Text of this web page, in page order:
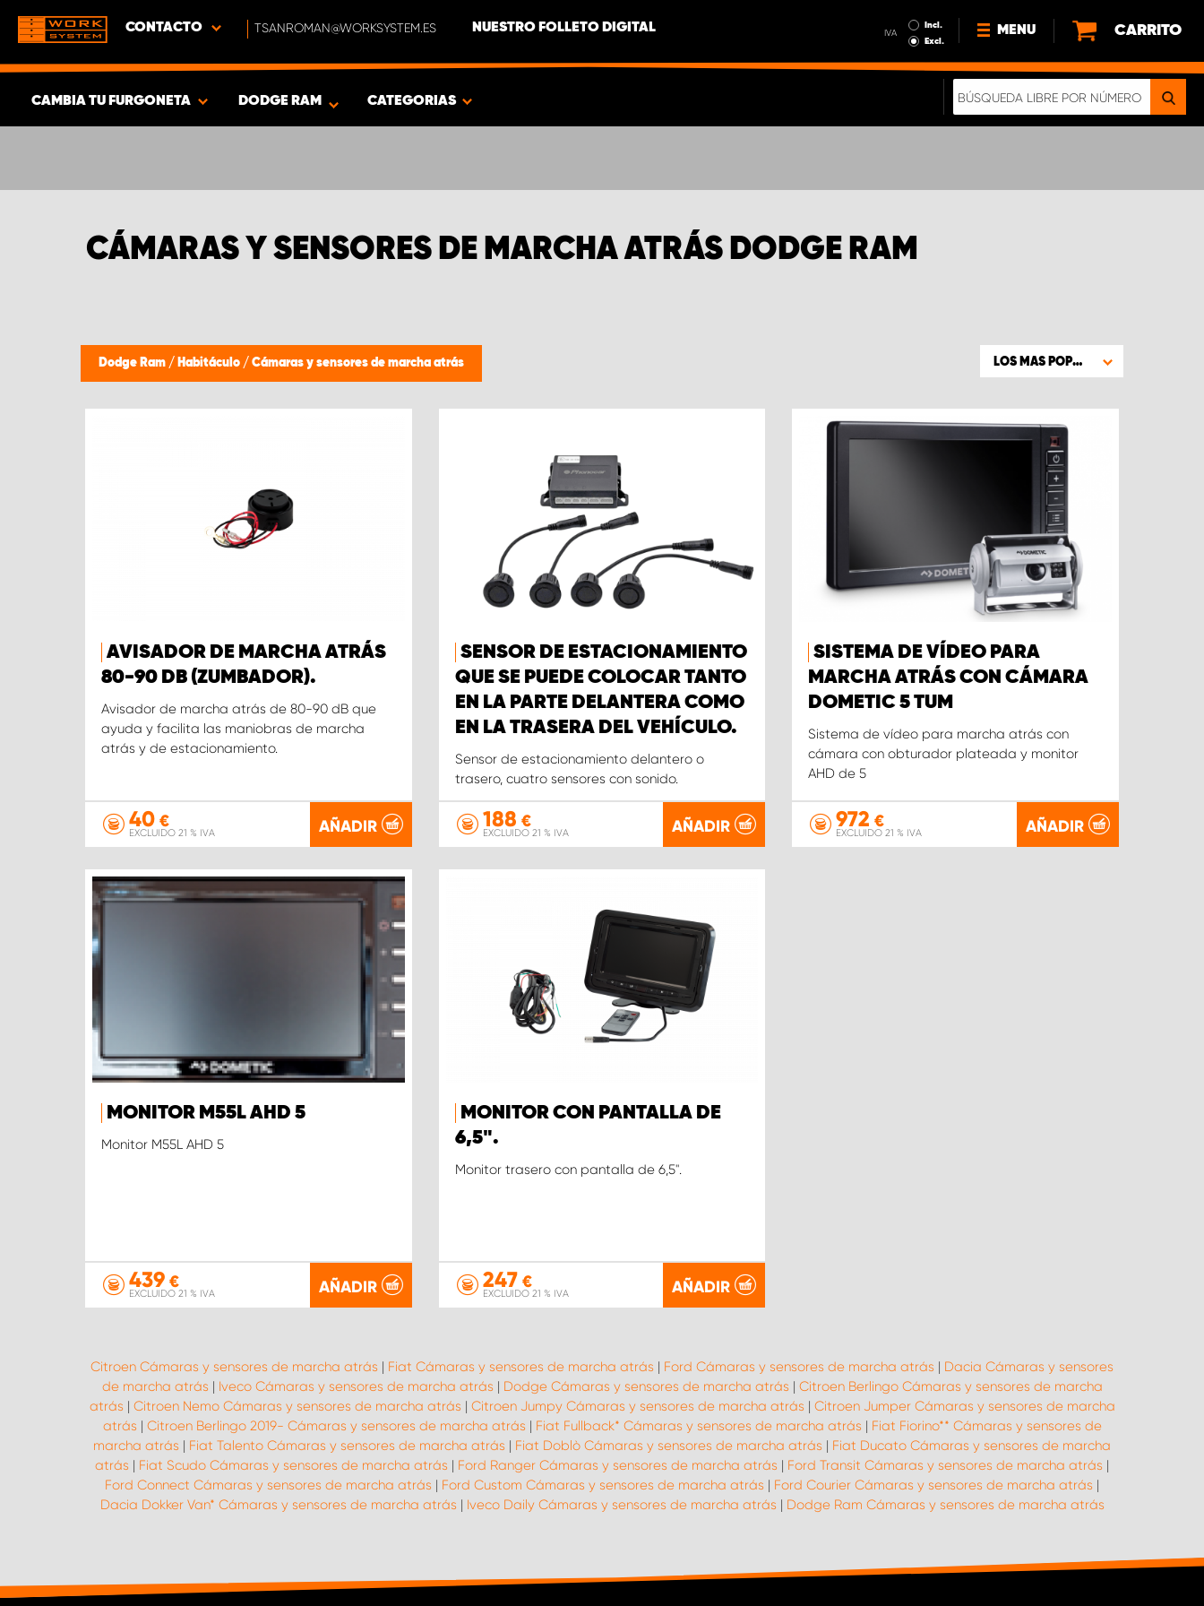
CONTACTO TSANROMAN@WORKSYSTEM.ES NUESTRO FOLLETO DIGITAL IVA
Incl.
Excl.
MENU
NOTICIAS
CARRITO
CAMBIA TU FURGONETA
PRODUCTOS
DODGE RAM CATEGORIAS
CÁMARAS Y SENSORES DE MARCHA ATRÁS DODGE RAM
Dodge Ram / Habitáculo / Cámaras y sensores de marcha atrás LOS MAS POPULARES
AVISADOR DE MARCHA ATRÁS
80-90 DB (ZUMBADOR).
Avisador de marcha atrás de 80-90 dB que
ayuda y facilita las maniobras de marcha
atrás y de estacionamiento.
40 €
EXCLUIDO 21 % IVA AÑADIR
SENSOR DE ESTACIONAMIENTO
QUE SE PUEDE COLOCAR TANTO
EN LA PARTE DELANTERA COMO
EN LA TRASERA DEL VEHÍCULO.
Sensor de estacionamiento delantero o
trasero, cuatro sensores con sonido.
188 €
EXCLUIDO 21 % IVA AÑADIR
SISTEMA DE VÍDEO PARA
MARCHA ATRÁS CON CÁMARA
DOMETIC 5 TUM
Sistema de vídeo para marcha atrás con
cámara con obturador plateada y monitor
AHD de 5
972 €
EXCLUIDO 21 % IVA AÑADIR
MONITOR M55L AHD 5
Monitor M55L AHD 5
439 €
EXCLUIDO 21 % IVA AÑADIR
MONITOR CON PANTALLA DE
6,5".
Monitor trasero con pantalla de 6,5".
247€
EXCLUIDO 21 % IVA AÑADIR
Citroen Cámaras y sensores de marcha atrás | Fiat Cámaras y sensores de marcha atrás | Ford Cámaras y sensores de marcha atrás | Dacia Cámaras y sensores
de marcha atrás | Iveco Cámaras y sensores de marcha atrás | Dodge Cámaras y sensores de marcha atrás | Citroen Berlingo Cámaras y sensores de marcha
atrás | Citroen Nemo Cámaras y sensores de marcha atrás | Citroen Jumpy Cámaras y sensores de marcha atrás | Citroen Jumper Cámaras y sensores de marcha
atrás | Citroen Berlingo 2019- Cámaras y sensores de marcha atrás | Fiat Fullback* Cámaras y sensores de marcha atrás | Fiat Fiorino** Cámaras y sensores de
marcha atrás | Fiat Talento Cámaras y sensores de marcha atrás | Fiat Doblò Cámaras y sensores de marcha atrás | Fiat Ducato Cámaras y sensores de marcha
atrás | Fiat Scudo Cámaras y sensores de marcha atrás | Ford Ranger Cámaras y sensores de marcha atrás | Ford Transit Cámaras y sensores de marcha atrás |
Ford Connect Cámaras y sensores de marcha atrás | Ford Custom Cámaras y sensores de marcha atrás | Ford Courier Cámaras y sensores de marcha atrás |
Dacia Dokker Van* Cámaras y sensores de marcha atrás | Iveco Daily Cámaras y sensores de marcha atrás | Dodge Ram Cámaras y sensores de marcha atrás